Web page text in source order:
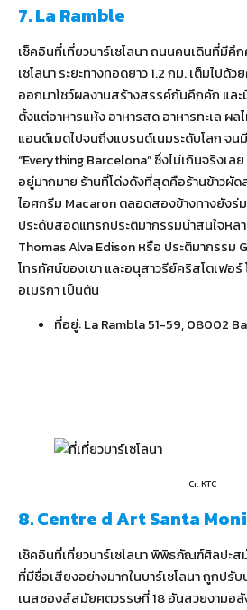
7. La Ramble
เช็คอินที่เที่ยวบาร์เซโลนา ถนนคนเดินที่มีคึ
เซโลนา ระยะทางทอดยาว 1.2 กม. เต็มไปด้
ออกมาโชว์ผลงานสร้างสรรค์กันคึกคัก แล
ตั้งแต่อาหารแห้ง อาหารสด อาหารทะเล ผ
แฮนด์เมดไปจนถึงแบรนด์เนมระดับโลก จน
“Everything Barcelona” ซึ่งไม่เกินจริงเล
อยู่มากมาย ร้านที่โด่งดังที่สุดคือร้านข้าวผัด
ไอศกรีม Macaron ตลอดสองข้างทางยังร่
ประดับสอดแทรกประติมากรรมน่าสนใจหล
Thomas Alva Edison หรือ ประติมากรรม
โทรทัศน์ของเขา และอนุสาวรีย์คริสโตเฟอ
อเมริกา เป็นต้น
ที่อยู่: La Rambla 51-59, 08002
Cr. KTC
8. Centre d Art Santa
เช็คอินที่เที่ยวบาร์เซโลนา พิพิธภัณฑ์ศิลปะ
ที่มีชื่อเสียงอย่างมากในบาร์เซโลนา ถูกปรั
เนสซองส์สมัยศตวรรษที่ 18 อันสวยงามอลั